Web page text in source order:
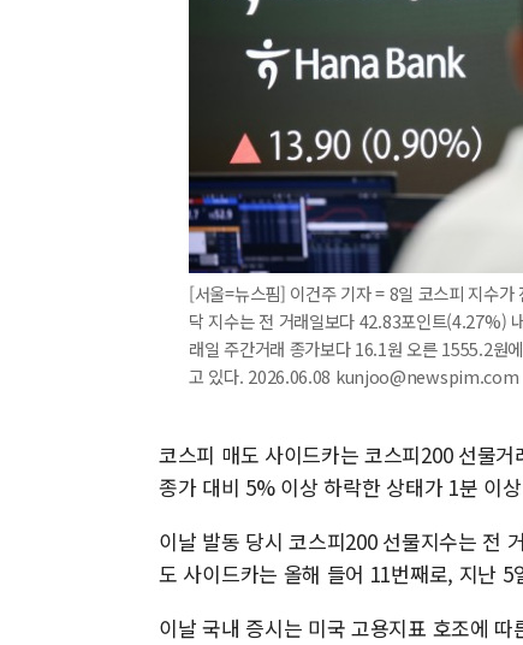
[서울=뉴스핌] 이건주 기자 = 8일 코스피 지수
닥 지수는 전 거래일보다 42.83포인트(4.27%)
래일 주간거래 종가보다 16.1원 오른 1555.2원
고 있다. 2026.06.08 kunjoo@newspim.com
코스피 매도 사이드카는 코스피200 선물
종가 대비 5% 이상 하락한 상태가 1분 이
이날 발동 당시 코스피200 선물지수는 전
도 사이드카는 올해 들어 11번째로, 지난
이날 국내 증시는 미국 고용지표 호조에